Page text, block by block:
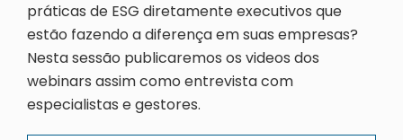
práticas de ESG diretamente executivos que
estão fazendo a diferença em suas empresas?
Nesta sessão publicaremos os videos dos
webinars assim como entrevista com
especialistas e gestores.